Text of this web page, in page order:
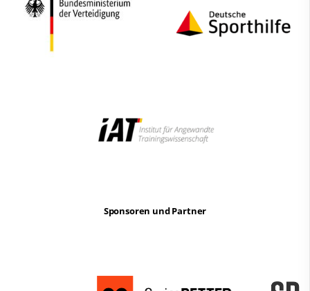
Sponsoren und Partner